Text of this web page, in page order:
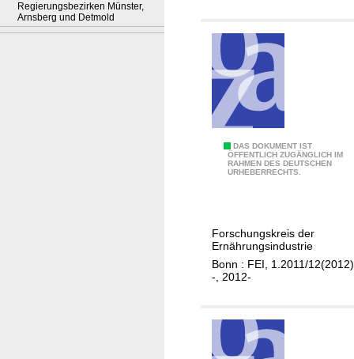
Regierungsbezirken Münster,
Arnsberg und Detmold
DAS DOKUMENT IST
ÖFFENTLICH ZUGÄNGLICH IM
RAHMEN DES DEUTSCHEN
URHEBERRECHTS.
a
h
r
e
Forschungskreis der
Ernährungsindustrie
Bonn : FEI, 1.2011/12(2012)
-, 2012-